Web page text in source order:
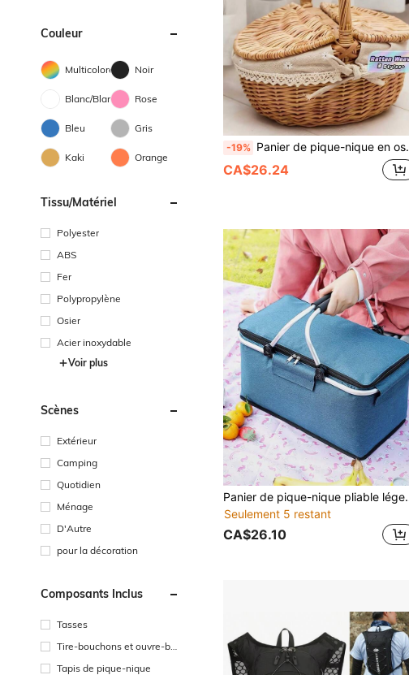
Couleur
Multicolore Noir
Blanc/Blanche Rose
Bleu Gris
Kaki Orange
Tissu/matériel
Polyester
ABS
Fer
Polypropylène
Osier
Acier inoxydable
Voir plus
Scènes
Extérieur
Camping
Quotidien
Ménage
D'Autre
pour la décoration
Composants Inclus
Tasses
Tire-bouchons et ouvre-bo
Tapis de pique-nique
-19% Panier de pique-nique en osier tressé à la main avec poignée et double couvercle, convient pour ranger les aliments, les fruits, les vacances, le camping, les courses, la décoration de la maison. Fabriqué en pur osier tressé à la main naturel. Une légère différence de couleur peut exister en raison des facteurs de croissance, mais cela n'affecte pas l'esthétique et l'utilité. Veuillez acheter en toute confiance.
CA$26.24
Panier de pique-nique pliable léger à porter à la main avec
Seulement 5 restant
CA$26.10